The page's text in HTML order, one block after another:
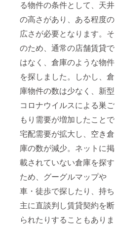
る物件の条件として、天井
の高さがあり、ある程度の
広さが必要となります。そ
のため、通常の店舗賃貸で
はなく、倉庫のような物件
を探しました。しかし、倉
庫物件の数は少なく、新型
コロナウイルスによる巣ご
もり需要が増加したことで
宅配需要が拡大し、空き倉
庫の数が減少。ネットに掲
載されていない倉庫を探す
ため、グーグルマップや
車・徒歩で探したり、持ち
主に直談判し賃貸契約を断
られたりすることもありま